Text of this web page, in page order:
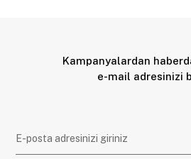
Kampanyalardan
e-mail adresinizi